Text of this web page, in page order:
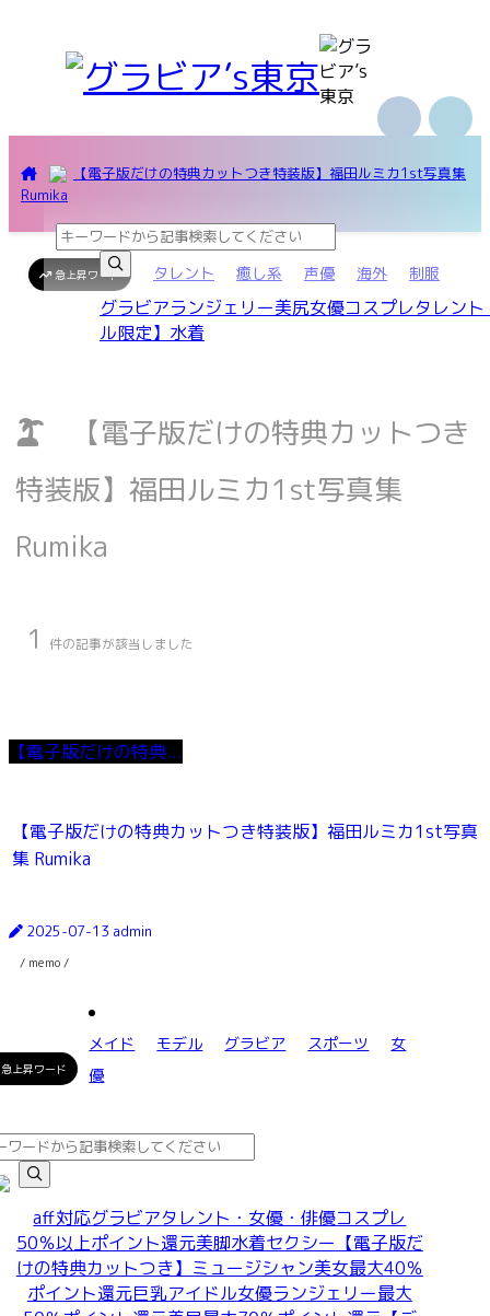
グラビアランジェリー美尻女優コスプレタレン
ル限定】 水着
【電子版だけの特典カットつき特装版】福田ルミカ1st写真集
Rumika
急上昇ワード タレント 癒し系 声優 海外 制服
【電子版だけの特典カットつき
特装版】福田ルミカ1st写真集
Rumika
1 件の記事が該当しました
【電子版だけの特典...
【電子版だけの特典カットつき特装版】福田ルミカ1st写真
集 Rumika
2025-07-13 admin
/ memo /
上昇ワード
メイド モデル グラビア スポーツ
女
優
aff対応グラビアタレント・女優・俳優コスプレ
50％以上ポイント還元美脚水着セクシー 【電子版だ
けの特典カットつき】 ミュージシャン美女最大40％
ポイント還元巨乳アイドル女優ランジェリー最大